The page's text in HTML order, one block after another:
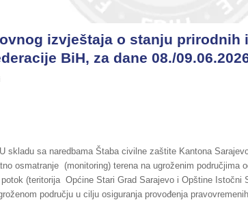
izvještaja o stanju prirodnih
BiH, za dane 08./
U skladu sa naredbama Štaba civilne zaštite Kantona
osmatranje (monitoring) terena na ugroženim područjima
(teritorija Općine Stari Grad Sarajevo i Opštine Istočni
području u cilju osiguranja provođenja